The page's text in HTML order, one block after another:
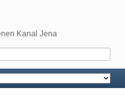
Kanal Jena